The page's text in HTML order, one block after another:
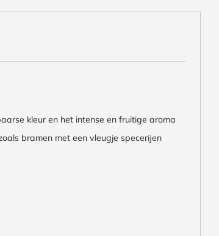
kleur en het intense en fruitige aroma
bramen met een vleugje specerijen